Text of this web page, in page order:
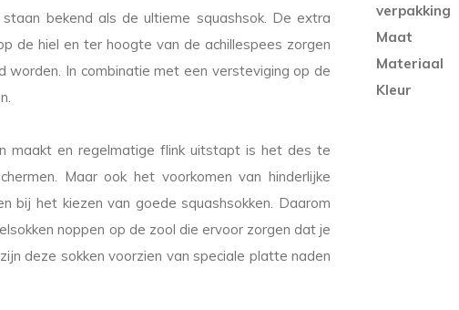
staan bekend als de ultieme squashsok. De extra
de hiel en ter hoogte van de achillespees zorgen
worden. In combinatie met een versteviging op de
maakt en regelmatige flink uitstapt is het des te
Maar ook het voorkomen van hinderlijke
bij het kiezen van goede squashsokken. Daarom
noppen op de zool die ervoor zorgen dat je
deze sokken voorzien van speciale platte naden
verpakking
Maat
Materiaal
Kleur